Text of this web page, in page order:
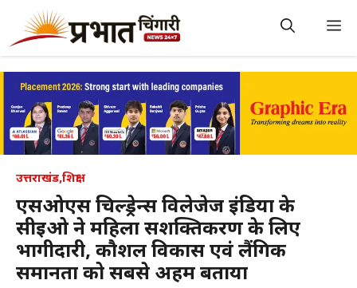
content
उत्तराखंड,शिक्षा
एसओएस चिल्ड्रेन्स विलेजेज इंडिया के
सीईओ ने महिला सशक्तिकरण के लिए
भागीदारी, कौशल विकास एवं लैंगिक
समानता को सबसे अहम बताया